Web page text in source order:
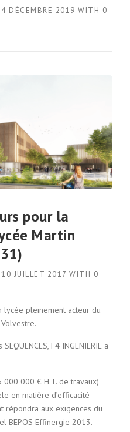
4 DÉCEMBRE 2019 WITH 0
pour la
Martin
10 JUILLET 2017 WITH 0
lycée pleinement acteur du
F4 INGENIERIE a
000 € H.T. de travaux)
en matière d’efficacité
répondra aux exigences du
BEPOS Effinergie 2013.